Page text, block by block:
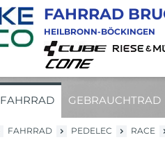
FAHRRAD GEBRAUCHTRAD
FAHRRAD
HEILBRONN-BÖCKINGEN
FAHRRAD PEDELEC RACE